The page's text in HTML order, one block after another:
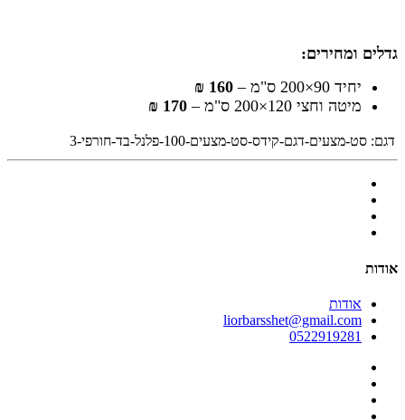
גדלים ומחירים:
יחיד 90×200 ס"מ –
160 ₪
מיטה וחצי 120×200 ס"מ –
170 ₪
דגם: סט-מצעים-דגם-קידס-סט-מצעים-100-פלנל-בד-חורפי-3
אודות
אודות
liorbarsshet@gmail.com
0522919281